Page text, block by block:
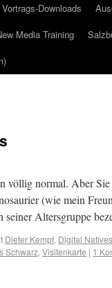
Downloads
Media Training
völlig normal. Aber
(wie mein
seiner Altersgruppe
Dieter Kempf, Digital Natives
Schwarz, Visitenkarte | 1